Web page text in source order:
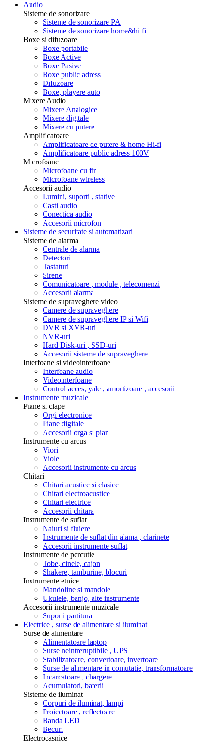
Audio
Sisteme de sonorizare
Sisteme de sonorizare PA
Sisteme de sonorizare home&hi-fi
Boxe si difuzoare
Boxe portabile
Boxe Active
Boxe Pasive
Boxe public adress
Difuzoare
Boxe, playere auto
Mixere Audio
Mixere Analogice
Mixere digitale
Mixere cu putere
Amplificatoare
Amplificatoare de putere & home Hi-fi
Amplificatoare public adress 100V
Microfoane
Microfoane cu fir
Microfoane wireless
Accesorii audio
Lumini, suporti , stative
Casti audio
Conectica audio
Accesorii microfon
Sisteme de securitate si automatizari
Sisteme de alarma
Centrale de alarma
Detectori
Tastaturi
Sirene
Comunicatoare , module , telecomenzi
Accesorii alarma
Sisteme de supraveghere video
Camere de supraveghere
Camere de supraveghere IP si Wifi
DVR si XVR-uri
NVR-uri
Hard Disk-uri , SSD-uri
Accesorii sisteme de supraveghere
Interfoane si videointerfoane
Interfoane audio
Videointerfoane
Control acces, yale , amortizoare , accesorii
Instrumente muzicale
Piane si clape
Orgi electronice
Piane digitale
Accesorii orga si pian
Instrumente cu arcus
Viori
Viole
Accesorii instrumente cu arcus
Chitari
Chitari acustice si clasice
Chitari electroacustice
Chitari electrice
Accesorii chitara
Instrumente de suflat
Naiuri si fluiere
Instrumente de suflat din alama , clarinete
Accesorii instrumente suflat
Instrumente de percutie
Tobe, cinele, cajon
Shakere, tamburine, blocuri
Instrumente etnice
Mandoline si mandole
Ukulele, banjo, alte instrumente
Accesorii instrumente muzicale
Suporti partitura
Electrice , surse de alimentare si iluminat
Surse de alimentare
Alimentatoare laptop
Surse neintreruptibile , UPS
Stabilizatoare, convertoare, invertoare
Surse de alimentare in comutatie, transformatoare
Incarcatoare , chargere
Acumulatori, baterii
Sisteme de iluminat
Corpuri de iluminat, lampi
Proiectoare , reflectoare
Banda LED
Becuri
Electrocasnice